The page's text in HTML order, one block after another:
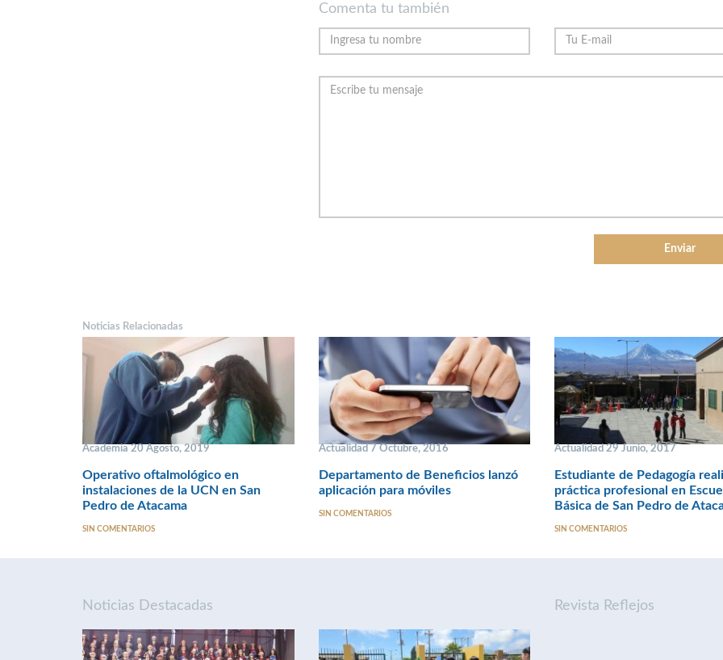
Comenta tu también
Noticias Relacionadas
Academia 20 Agosto, 2019
Operativo oftalmológico en
instalaciones de la UCN en San
Pedro de Atacama
SIN COMENTARIOS
Actualidad 7 Octubre, 2016
Departamento de Beneficios lanzó
aplicación para móviles
SIN COMENTARIOS
Actualidad 29 Junio, 2017
Estudiante de Pedagogía
práctica profesional en
Básica de San Pedro de
SIN COMENTARIOS
Noticias Destacadas Revista Reflejos